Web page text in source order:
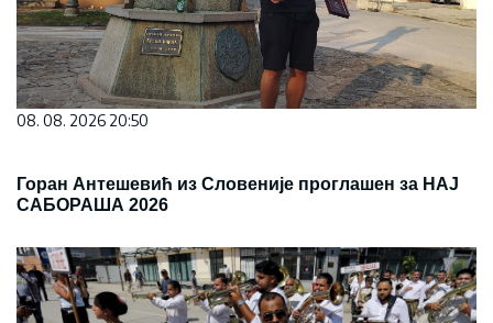
08. 08. 2026 20:50
Горан Антешевић из Словеније проглашен за НАЈ
САБОРАША 2026